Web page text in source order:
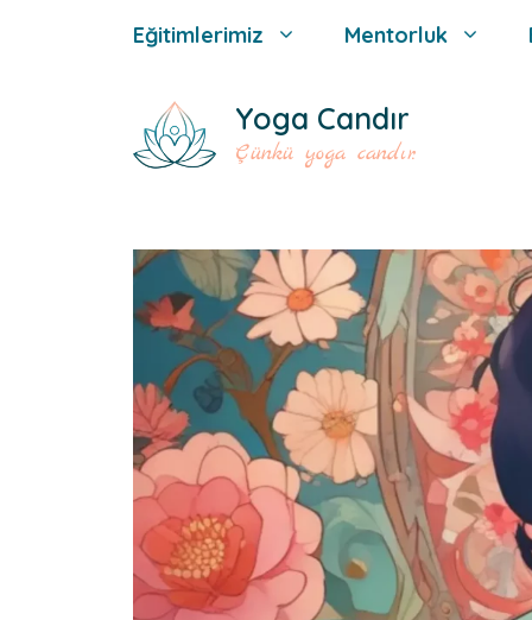
Eğitimlerimiz Mentorluk
Yoga Candır
Çünkü yoga candır.